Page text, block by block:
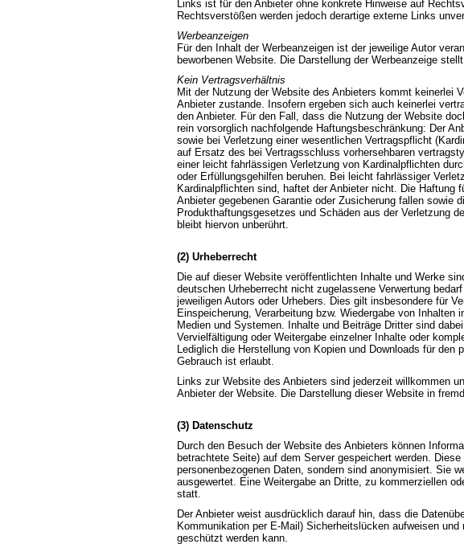
Links ist für den Anbieter ohne konkrete Hinweise auf
Rechtsverstößen werden jedoch derartige externe Links
Werbeanzeigen
Für den Inhalt der Werbeanzeigen ist der jeweilige Autor
beworbenen Website. Die Darstellung der Werbeanzeige
Kein Vertragsverhältnis
Mit der Nutzung der Website des Anbieters kommt keinerlei
Anbieter zustande. Insofern ergeben sich auch keinerlei
den Anbieter. Für den Fall, dass die Nutzung der Website
rein vorsorglich nachfolgende Haftungsbeschränkung: Der
sowie bei Verletzung einer wesentlichen Vertragspflicht
auf Ersatz des bei Vertragsschluss vorhersehbaren
einer leicht fahrlässigen Verletzung von Kardinalpflichten
oder Erfüllungsgehilfen beruhen. Bei leicht fahrlässiger
Kardinalpflichten sind, haftet der Anbieter nicht. Die Haftung
Anbieter gegebenen Garantie oder Zusicherung fallen sowie
Produkthaftungsgesetzes und Schäden aus der Verletzung
bleibt hiervon unberührt.
(2) Urheberrecht
Die auf dieser Website veröffentlichten Inhalte und Werke
deutschen Urheberrecht nicht zugelassene Verwertung
jeweiligen Autors oder Urhebers. Dies gilt insbesondere für
Einspeicherung, Verarbeitung bzw. Wiedergabe von Inhalten
Medien und Systemen. Inhalte und Beiträge Dritter sind
Vervielfältigung oder Weitergabe einzelner Inhalte oder
Lediglich die Herstellung von Kopien und Downloads für den
Gebrauch ist erlaubt.
Links zur Website des Anbieters sind jederzeit willkommen
Anbieter der Website. Die Darstellung dieser Website in
(3) Datenschutz
Durch den Besuch der Website des Anbieters können
betrachtete Seite) auf dem Server gespeichert werden.
personenbezogenen Daten, sondern sind anonymisiert. Sie
ausgewertet. Eine Weitergabe an Dritte, zu kommerziellen
statt.
Der Anbieter weist ausdrücklich darauf hin, dass die
Kommunikation per E-Mail) Sicherheitslücken aufweisen
geschützt werden kann.